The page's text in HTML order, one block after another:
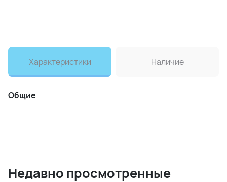
Характеристики Наличие
Общие
Недавно просмотренные